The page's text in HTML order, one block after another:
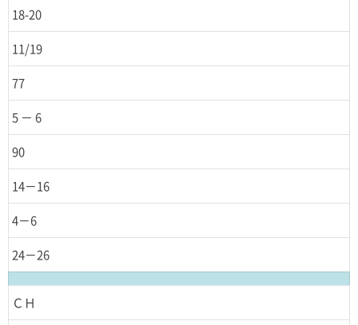
18-20
11/19
77
5 － 6
90
14－16
4－6
24－26
ＣＨ